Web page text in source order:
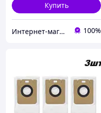
Купить
Интернет-магазин "UNISHOP" 100%